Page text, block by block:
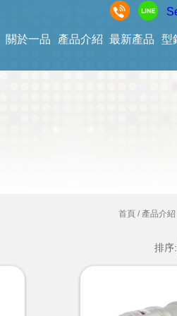
關於一品 產品介紹 最新產品 型
首頁 / 產品介
排序: